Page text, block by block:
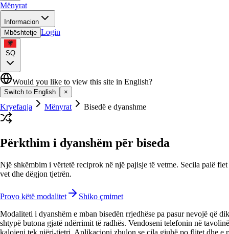
Mënyrat
Informacion
Mbështetje Login
SQ
Would you like to view this site in English?
Switch to English ×
Kryefaqja Mënyrat Bisedë e dyanshme
Përkthim i dyanshëm për biseda
Një shkëmbim i vërtetë reciprok në një pajisje të vetme. Secila palë
vet dhe dëgjon tjetrën.
Provo këtë modalitet
Shiko çmimet
Modaliteti i dyanshëm e mban bisedën rrjedhëse pa pasur nevojë që
shtypë butona gjatë ndërrimit të radhës. Vendoseni telefonin në
kalojeni tek njëri-tjetri. Aplikacioni zbulon se cila gjuhë po flitet dhe e